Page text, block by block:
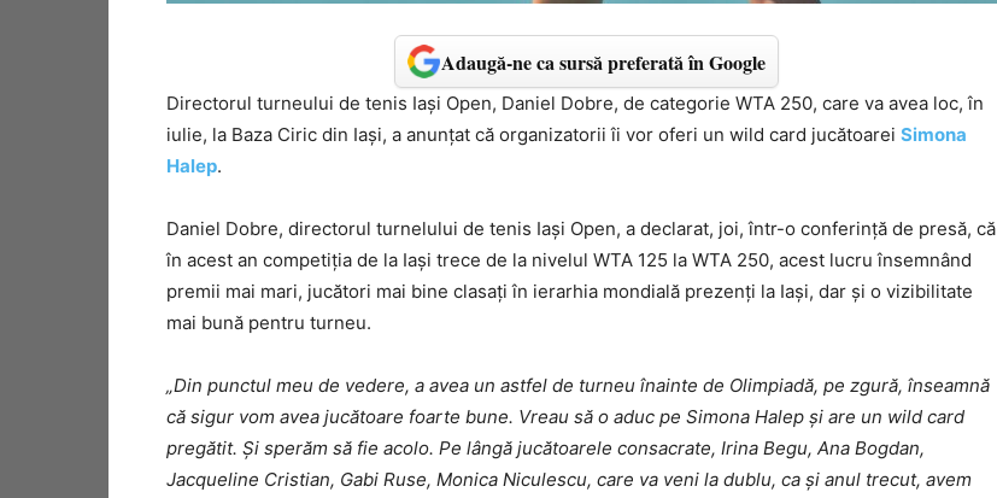
Adaugă-ne ca sursă preferată în Google
Directorul turneului de tenis Iaşi Open, Daniel Dobre, de categorie WTA 250, care va avea loc, în
iulie, la Baza Ciric din Iaşi, a anunţat că organizatorii îi vor oferi un wild card jucătoarei Simona
Halep.
Daniel Dobre, directorul turnelului de tenis Iaşi Open, a declarat, joi, într-o conferinţă de presă, că
în acest an competiţia de la Iaşi trece de la nivelul WTA 125 la WTA 250, acest lucru însemnând
premii mai mari, jucători mai bine clasaţi în ierarhia mondială prezenţi la Iaşi, dar şi o vizibilitate
mai bună pentru turneu.
„Din punctul meu de vedere, a avea un astfel de turneu înainte de Olimpiadă, pe zgură, înseamnă
că sigur vom avea jucătoare foarte bune. Vreau să o aduc pe Simona Halep şi are un wild card
pregătit. Şi sperăm să fie acolo. Pe lângă jucătoarele consacrate, Irina Begu, Ana Bogdan,
Jacqueline Cristian, Gabi Ruse, Monica Niculescu, care va veni la dublu, ca şi anul trecut, avem